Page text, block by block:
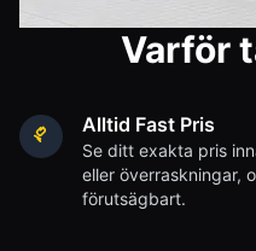
Varför
Alltid Fast Pris
Se ditt exakta pris
eller överraskningar,
förutsägbart.